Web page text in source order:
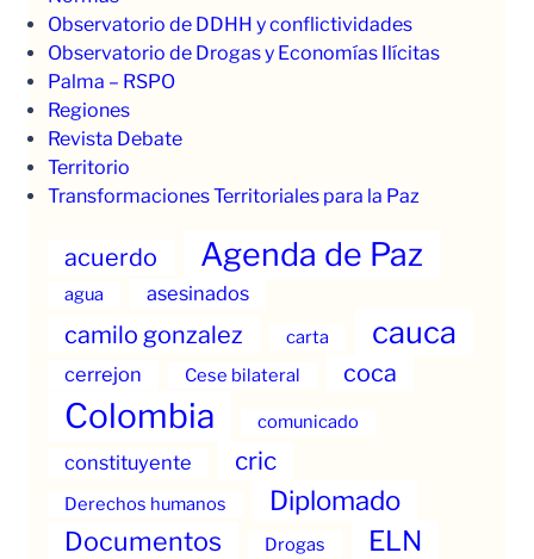
Observatorio de DDHH y conflictividades
Observatorio de Drogas y Economías Ilícitas
Palma – RSPO
Regiones
Revista Debate
Territorio
Transformaciones Territoriales para la Paz
acuerdo Agenda de Paz
agua asesinados
camilo gonzalez carta cauca
cerrejon Cese bilateral coca
Colombia comunicado
constituyente cric
Derechos humanos Diplomado
Documentos Drogas ELN